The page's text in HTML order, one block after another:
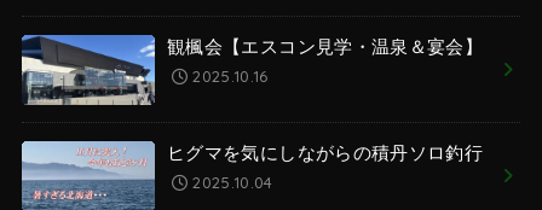
観楓会【エスコン見学・温泉＆宴会】
2025.10.16
ヒグマを気にしながらの積丹ソロ釣行
2025.10.04